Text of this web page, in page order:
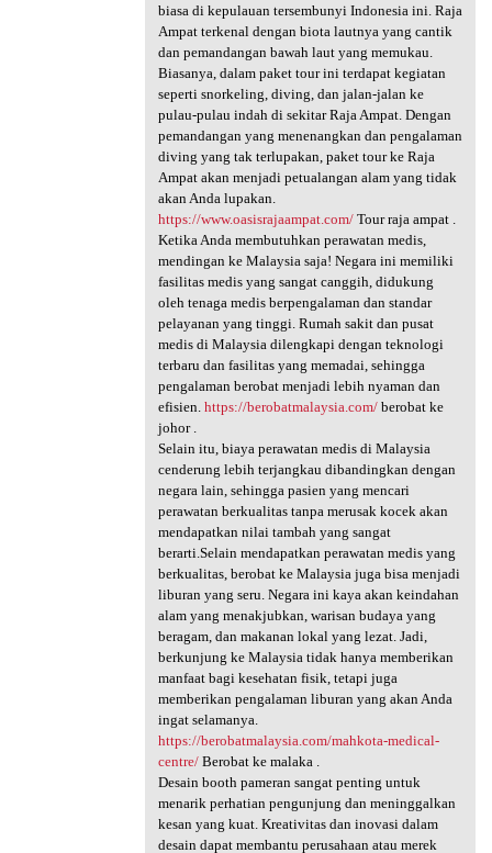
biasa di kepulauan tersembunyi Indonesia ini. Raja
Ampat terkenal dengan biota lautnya yang cantik
dan pemandangan bawah laut yang memukau.
Biasanya, dalam paket tour ini terdapat kegiatan
seperti snorkeling, diving, dan jalan-jalan ke
pulau-pulau indah di sekitar Raja Ampat. Dengan
pemandangan yang menenangkan dan pengalaman
diving yang tak terlupakan, paket tour ke Raja
Ampat akan menjadi petualangan alam yang tidak
akan Anda lupakan.
https://www.oasisrajaampat.com/Tour raja ampat .
Ketika Anda membutuhkan perawatan medis,
mendingan ke Malaysia saja! Negara ini memiliki
fasilitas medis yang sangat canggih, didukung
oleh tenaga medis berpengalaman dan standar
pelayanan yang tinggi. Rumah sakit dan pusat
medis di Malaysia dilengkapi dengan teknologi
terbaru dan fasilitas yang memadai, sehingga
pengalaman berobat menjadi lebih nyaman dan
efisien. https://berobatmalaysia.com/berobat ke
johor .
Selain itu, biaya perawatan medis di Malaysia
cenderung lebih terjangkau dibandingkan dengan
negara lain, sehingga pasien yang mencari
perawatan berkualitas tanpa merusak kocek akan
mendapatkan nilai tambah yang sangat
berarti.Selain mendapatkan perawatan medis yang
berkualitas, berobat ke Malaysia juga bisa menjadi
liburan yang seru. Negara ini kaya akan keindahan
alam yang menakjubkan, warisan budaya yang
beragam, dan makanan lokal yang lezat. Jadi,
berkunjung ke Malaysia tidak hanya memberikan
manfaat bagi kesehatan fisik, tetapi juga
memberikan pengalaman liburan yang akan Anda
ingat selamanya.
https://berobatmalaysia.com/mahkota-medical-
centre/Berobat ke malaka .
Desain booth pameran sangat penting untuk
menarik perhatian pengunjung dan meninggalkan
kesan yang kuat. Kreativitas dan inovasi dalam
desain dapat membantu perusahaan atau merek